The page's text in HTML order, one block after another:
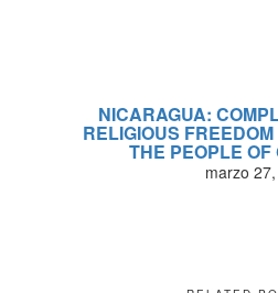
NICARAGUA:
RELIGIOUS FREEDOM
THE PEOPLE OF
marzo